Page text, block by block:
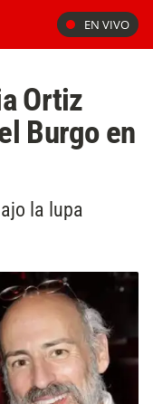
EN VIVO
Ortiz
Burgo en
la lupa